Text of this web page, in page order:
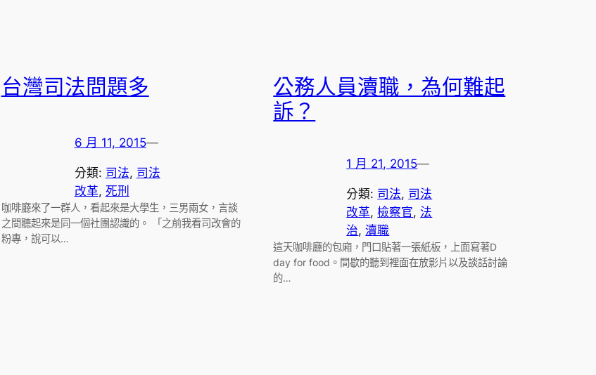
台灣司法問題多
6 月 11, 2015—
分類: 司法, 司法
改革, 死刑
咖啡廳來了一群人，看起來是大學生，三男兩女，言談
之間聽起來是同一個社團認識的。 「之前我看司改會的
粉專，說可以…
公務人員瀆職，為何難起
訴？
1 月 21, 2015—
分類: 司法, 司法
改革, 檢察官, 法
治, 瀆職
這天咖啡廳的包廂，門口貼著一張紙板，上面寫著D
day for food。間歇的聽到裡面在放影片以及談話討論
的…